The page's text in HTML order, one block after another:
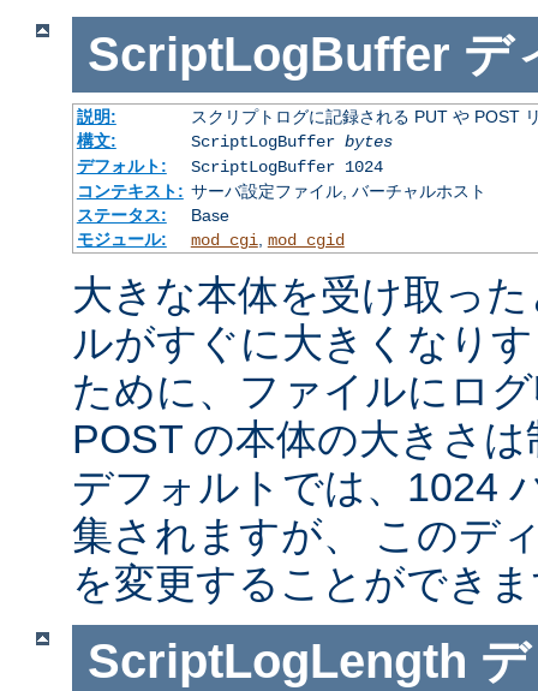
ScriptLogBuffer デ
説明:
スクリプトログに記録される PUT や POST
構文:
ScriptLogBuffer bytes
デフォルト:
ScriptLogBuffer 1024
コンテキスト: サーバ設定ファイル, バーチャルホスト
ステータス:
Base
モジュール:
mod_cgi mod_cgid
大きな本体を受け取っ
ルがすぐに大きくなり
ために、ファイルにロ
POST の本体の大きさ
デフォルトでは、1024
集されますが、 このデ
を変更することができ
ScriptLogLength